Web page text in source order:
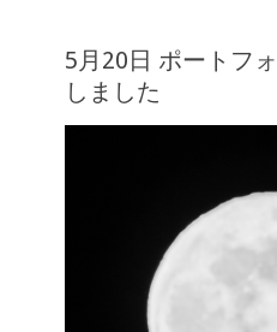
5月20日 ポートフ
しました